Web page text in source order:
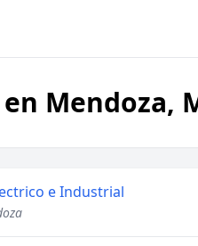
Mendoza,
e Industrial